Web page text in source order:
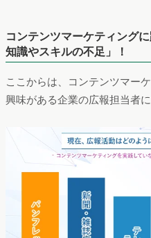
コンテンツマーケティング
知識やスキルの不足」！
ここからは、コンテンツマー
興味がある企業の広報担当者に